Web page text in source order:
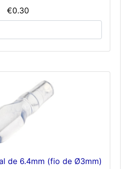
€0.30
de 6.4mm (fio de Ø3mm)